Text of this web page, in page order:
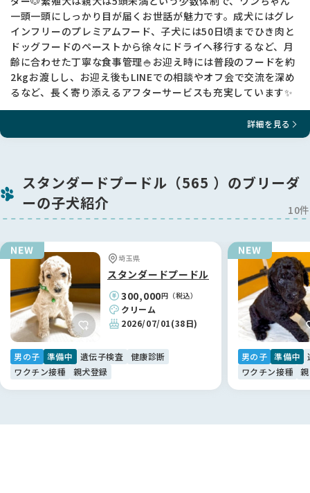
一頭一頭にしっかり目が届くお世話が魅力です。成犬にはグレ
インフリーのプレミアムフード、子犬には50日頃までひき肉と
ドッグフードのペーストから徐々にドライへ移行するなど、月
齢に合わせた丁寧な食事管理🍚お迎え時には普段のフードを約
2kgお渡しし、お迎え後もLINEでの相談やオフ会で交流を深め
るなど、長く寄り添えるアフターサービスも充実しています✨
詳細を見る
スタンダードプードル（565 ）のブリーダ
ーの子犬紹介
10件
埼玉県
スタンダードプードル
300,000円（税込）
クリーム
2026/07/01(38日)
男の子 準備中 遺伝子検査
健康診断
ワクチン接種
親犬登録
男の子 準備中
ワクチン接種